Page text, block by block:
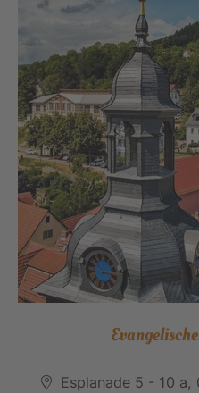
Esplanade 5 - 10 a,